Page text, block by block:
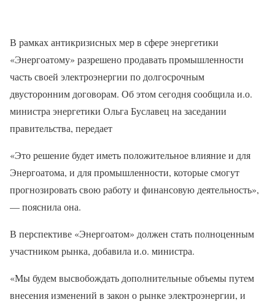
В рамках антикризисных мер в сфере энергетики
«Энергоатому» разрешено продавать промышленности
часть своей электроэнергии по долгосрочным
двусторонним договорам. Об этом сегодня сообщила и.о.
министра энергетики Ольга Буславец на заседании
правительства, передает
«Это решение будет иметь положительное влияние и для
Энергоатома, и для промышленности, которые смогут
прогнозировать свою работу и финансовую деятельность»,
— пояснила она.
В перспективе «Энергоатом» должен стать полноценным
участником рынка, добавила и.о. министра.
«Мы будем высвобождать дополнительные объемы путем
внесения изменений в закон о рынке электроэнергии, и